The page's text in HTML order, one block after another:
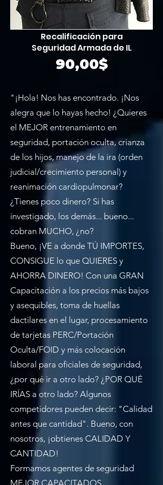
Recalificación para
Seguridad Armada de IL
90,00$Precio
"¡Hola! Nos has encontrado. ¡Nos
alegra que lo hayas hecho! ¿Quieres
el MEJOR entrenamiento en
seguridad, portación oculta, crianza
de los hijos, manejo de la ira (orden
judicial/crecimiento personal) y
reanimación cardiopulmonar?
¿Tienes poco dinero? Si has
investigado, los demás... bueno...
cobran MUCHO, ¿no?
Bueno, ¡VE a donde TÚ IMPORTES,
CONSIGUE lo que QUIERES y
AHORRA DINERO! Con una GRAN
Capacitación a los precios más bajos
y asequibles, toma de huellas
dactilares en el lugar, procesamiento
de tarjetas PERC/Portación
Oculta/FOID y más colocación
laboral para oficiales de seguridad,
¿por qué ir a otro lado? ¿POR QUÉ
IRÍAS a otro lado? Algunos
competidores pueden decir: "Calidad
antes que cantidad". Bueno, con
nosotros, ¡obtienes CALIDAD Y
CANTIDAD!
Formamos agentes de seguridad
MEJOR CAPACITADOS,